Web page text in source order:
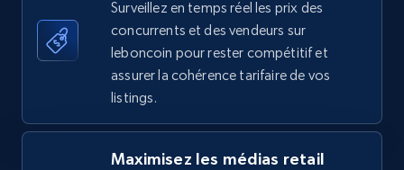
URL, Final price, Sku, Currency, Gtin,
Specifications, Image urls, Top reviews, and
more.
875+
Surveillez en temps réel les prix des
concurrents et des vendeurs sur
leboncoin pour rester compétitif et
assurer la cohérence tarifaire de vos
listings.
Maximisez les médias retail